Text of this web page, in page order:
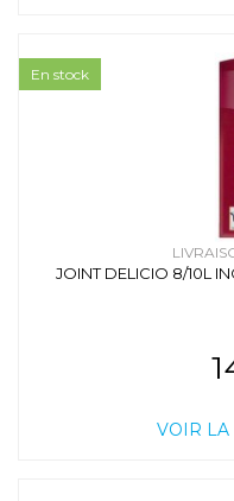
JOINT DELICIO 8/10L
VOIR LA
En stock